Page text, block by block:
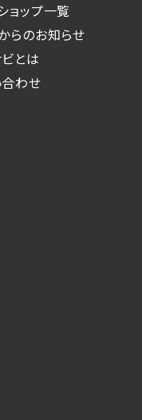
ョップ一覧
らのお知らせ
とは
わせ